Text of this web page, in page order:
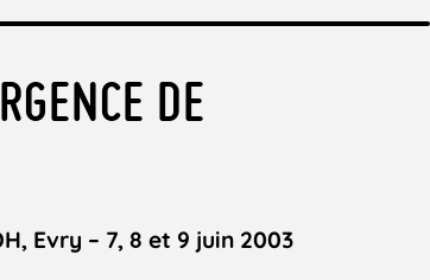
DE
Evry – 7, 8 et 9 juin 2003